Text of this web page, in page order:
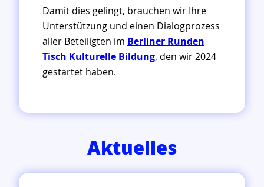
Damit dies gelingt, brauchen wir Ihre
Unterstützung und einen Dialogprozess
aller Beteiligten im Berliner Runden
Tisch Kulturelle Bildung, den wir 2024
gestartet haben.
Aktuelles